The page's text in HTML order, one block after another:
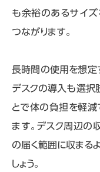
も余裕のあるサイズ
つながります。
長時間の使用を想定
デスクの導入も選択
とで体の負担を軽減
ます。デスク周辺の
の届く範囲に収まる
しょう。